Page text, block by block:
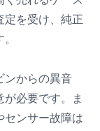
定を受け、純正
ンからの異音
が必要です。ま
センサー故障は